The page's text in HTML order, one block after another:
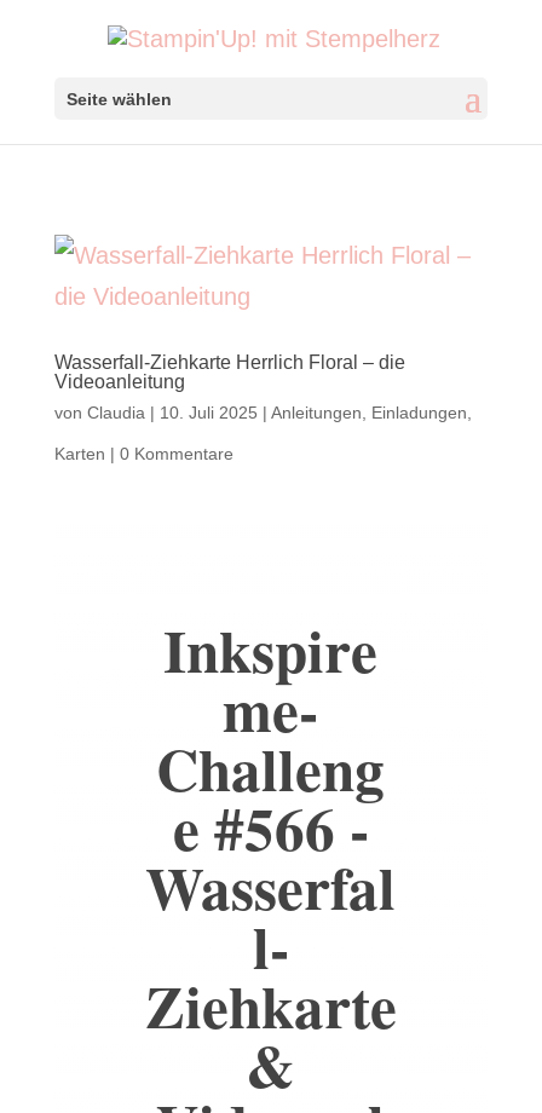
Seite wählen
Wasserfall-Ziehkarte Herrlich Floral – die
Videoanleitung
von Claudia | 10. Juli 2025 | Anleitungen Einladungen
Karten | 0 Kommentare
Inkspire
me-
Challeng
e #566 -
Wasserfal
l-
Ziehkarte
&